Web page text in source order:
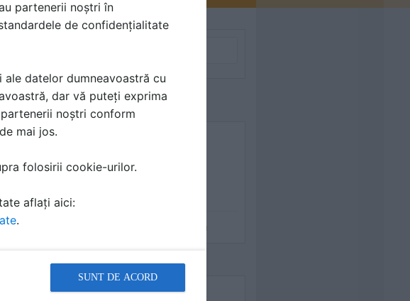
03 Jul 2025, 13:55
liber | arh. Raluca Șoaita @ Oameni în Spațiu
partenerii noștri în
de confidențialitate
datelor dumneavoastră cu
dar vă puteți exprima
noștri conform
mai jos.
folosirii cookie-urilor.
aflați aici:
.
SUNT DE ACORD